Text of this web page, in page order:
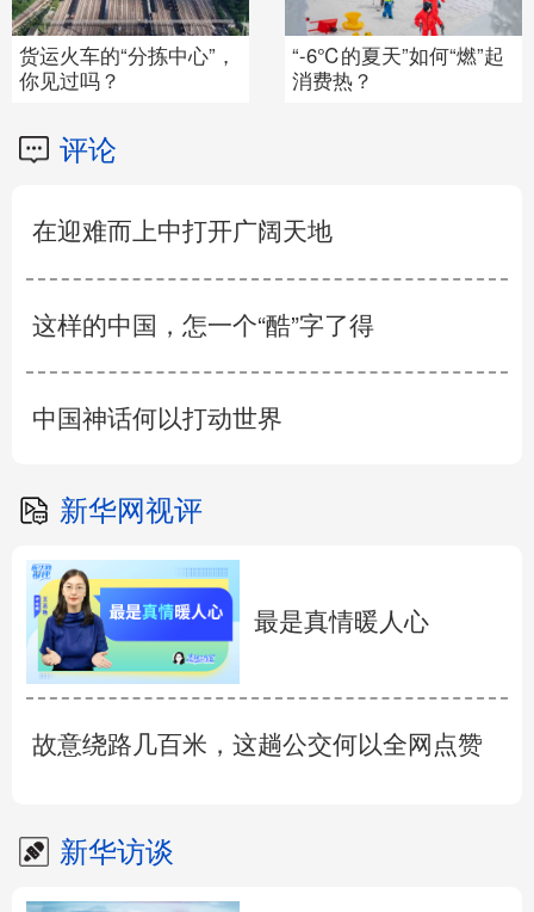
货运火车的“分拣中心”，
你见过吗？
“-6℃的夏天”如何“燃”起
消费热？
评论
在迎难而上中打开广阔天地
这样的中国，怎一个“酷”字了得
中国神话何以打动世界
新华网视评
最是真情暖人心
故意绕路几百米，这趟公交何以全网点赞
新华访谈